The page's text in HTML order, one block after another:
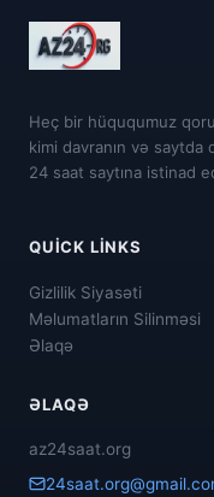
Heç bir hüququmuz
kimi davranın və
24 saat saytına istinad
QUICK LINKS
Gizlilik Siyasəti
Məlumatların Silinməsi
Əlaqə
ƏLAQƏ
az24saat.org